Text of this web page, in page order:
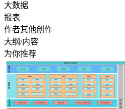
大数据
报表
作者其他创作
大纲/内容
为你推荐